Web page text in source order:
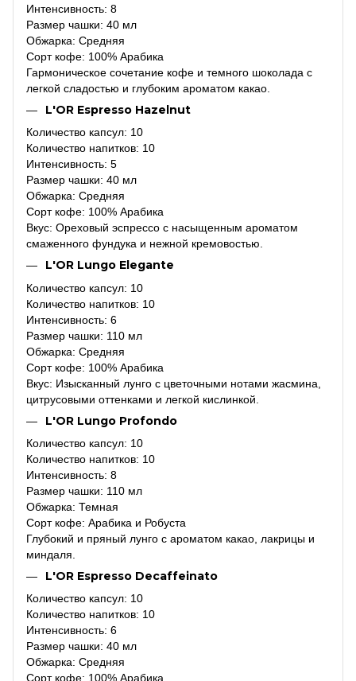
Интенсивность: 8
Размер чашки: 40 мл
Обжарка: Средняя
Сорт кофе: 100% Арабика
Гармоническое сочетание кофе и темного шоколада с
легкой сладостью и глубоким ароматом какао.
L'OR Espresso Hazelnut
Количество капсул: 10
Количество напитков: 10
Интенсивность: 5
Размер чашки: 40 мл
Обжарка: Средняя
Сорт кофе: 100% Арабика
Вкус: Ореховый эспрессо с насыщенным ароматом
смаженного фундука и нежной кремовостью.
L'OR Lungo Elegante
Количество капсул: 10
Количество напитков: 10
Интенсивность: 6
Размер чашки: 110 мл
Обжарка: Средняя
Сорт кофе: 100% Арабика
Вкус: Изысканный лунго с цветочными нотами жасмина,
цитрусовыми оттенками и легкой кислинкой.
L'OR Lungo Profondo
Количество капсул: 10
Количество напитков: 10
Интенсивность: 8
Размер чашки: 110 мл
Обжарка: Темная
Сорт кофе: Арабика и Робуста
Глубокий и пряный лунго с ароматом какао, лакрицы и
миндаля.
L'OR Espresso Decaffeinato
Количество капсул: 10
Количество напитков: 10
Интенсивность: 6
Размер чашки: 40 мл
Обжарка: Средняя
Сорт кофе: 100% Арабика